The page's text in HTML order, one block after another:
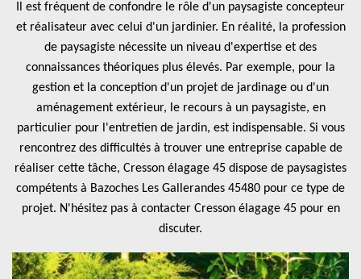
Il est fréquent de confondre le rôle d'un paysagiste concepteur
et réalisateur avec celui d'un jardinier. En réalité, la profession
de paysagiste nécessite un niveau d'expertise et des
connaissances théoriques plus élevés. Par exemple, pour la
gestion et la conception d'un projet de jardinage ou d'un
aménagement extérieur, le recours à un paysagiste, en
particulier pour l'entretien de jardin, est indispensable. Si vous
rencontrez des difficultés à trouver une entreprise capable de
réaliser cette tâche, Cresson élagage 45 dispose de paysagistes
compétents à Bazoches Les Gallerandes 45480 pour ce type de
projet. N'hésitez pas à contacter Cresson élagage 45 pour en
discuter.